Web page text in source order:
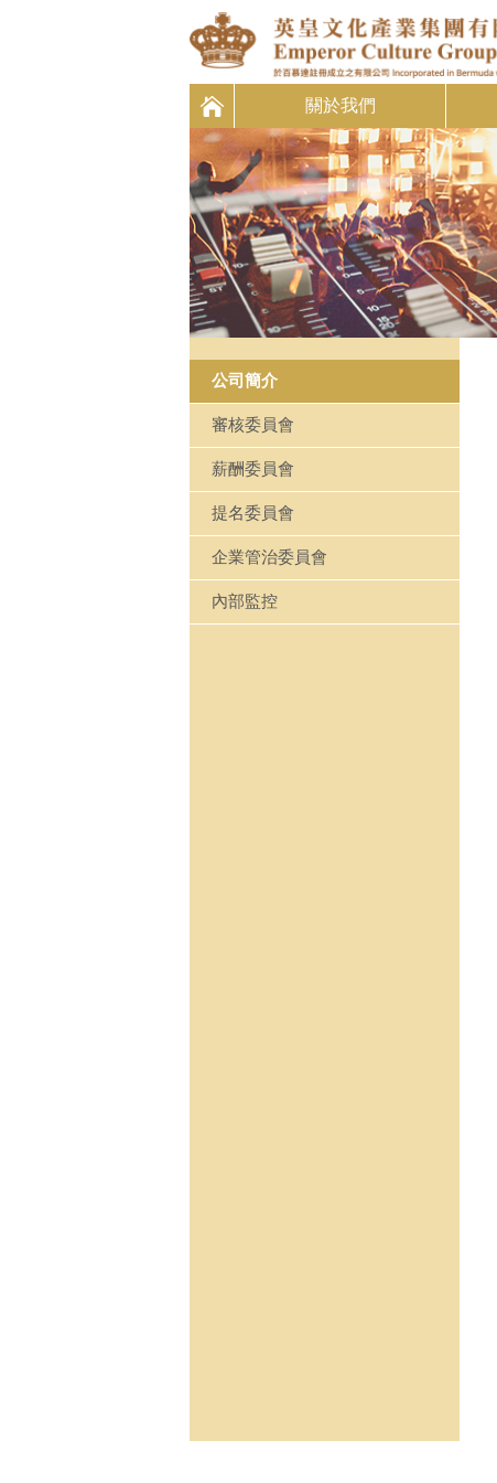
關於我們
公司簡介
審核委員會
薪酬委員會
提名委員會
企業管治委員會
內部監控